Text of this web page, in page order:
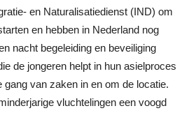
en Naturalisatiedienst (IND) om
en hebben in Nederland nog
nacht begeleiding en beveiliging
de jongeren helpt in hun asielproces
gang van zaken in en om de locatie.
vluchtelingen een voogd